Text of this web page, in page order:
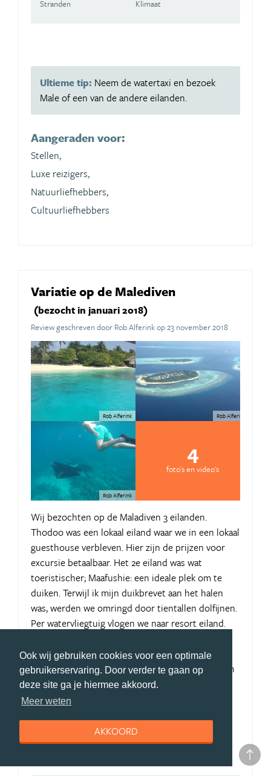
Ook wij gebruiken cookies voor een optimale
gebruikerservaring. Door verder te gaan op
deze site ga je hiermee akkoord.
Meer weten
AKKOORD
Stranden Klimaat
Ultieme tip: Neem de watertaxi en bezoek
Male of een van de andere eilanden.
Aangeraden voor:
Stellen,
Luxe reizigers,
Natuurliefhebbers,
Cultuurliefhebbers
Variatie op de Malediven
(bezocht in januari 2018)
Review geschreven door Rob Alferink op 23 november 2018
Rob Alferink Rob Alferink
Rob Alferink
4
foto's en video's
Wij bezochten op de Maladiven 3 eilanden.
Thodoo was een lokaal eiland waar we in een lokaal
guesthouse verbleven. Hier zijn de prijzen voor
excursie betaalbaar. Het 2e eiland was wat
toeristischer; Maafushie: een ideale plek om te
duiken. Terwijl ik mijn duikbrevet aan het halen
was, werden we omringd door tientallen dolfijnen.
Per watervliegtuig vlogen we naar resort eiland.
als het resort. Toch is de combi van 3
verschillende eilanden wat onze reis compleet en
betaalbaar maakte!
Pluspunten Malediven
stranden